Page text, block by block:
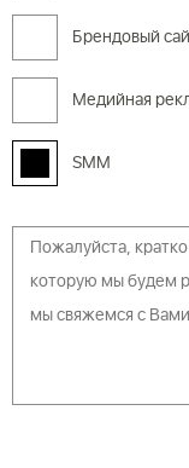
Брендовый
Медийная
SMM